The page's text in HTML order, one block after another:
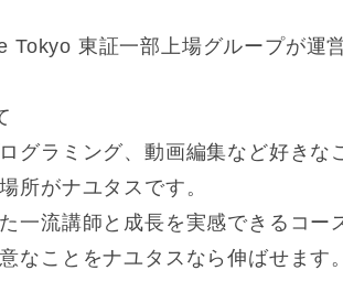
Tokyo 東証一部上場グループが運
グラミング、動画編集など好きな
所がナユタスです。
一流講師と成長を実感できるコー
なことをナユタスなら伸ばせます。